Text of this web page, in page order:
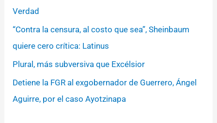
Verdad
“Contra la censura, al costo que sea”, Sheinbaum
quiere cero crítica: Latinus
Plural, más subversiva que Excélsior
Detiene la FGR al exgobernador de Guerrero, Ángel
Aguirre, por el caso Ayotzinapa